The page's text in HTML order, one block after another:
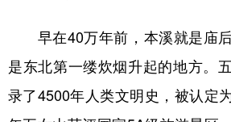
早在40万年前，本溪就是庙后
是东北第一缕炊烟升起的地方。
录了4500年人类文明史，被认定